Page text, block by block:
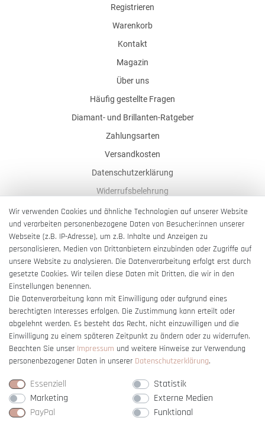
Registrieren
Warenkorb
Kontakt
Magazin
Über uns
Häufig gestellte Fragen
Diamant- und Brillanten-Ratgeber
Zahlungsarten
Versandkosten
Datenschutzerklärung
Widerrufsbelehrung
AGB
Impressum
Barrierefreiheitserklärung
Vertrag widerrufen
Wir verwenden Cookies und ähnliche Technologien auf unserer Website
und verarbeiten personenbezogene Daten von Besucher:innen unserer
Webseite (z.B. IP-Adresse), um z.B. Inhalte und Anzeigen zu
personalisieren, Medien von Drittanbietern einzubinden oder Zugriffe auf
unsere Website zu analysieren. Die Datenverarbeitung erfolgt erst durch
gesetzte Cookies. Wir teilen diese Daten mit Dritten, die wir in den
Einstellungen benennen.
Die Datenverarbeitung kann mit Einwilligung oder aufgrund eines
berechtigten Interesses erfolgen. Die Zustimmung kann erteilt oder
abgelehnt werden. Es besteht das Recht, nicht einzuwilligen und die
Einwilligung zu einem späteren Zeitpunkt zu ändern oder zu widerrufen.
Beachten Sie unser Impressum und weitere Hinweise zur Verwendung
personenbezogener Daten in unserer Daten­schutz­erklärung.
Essenziell
Statistik
Marketing
Externe Medien
PayPal
Funktional